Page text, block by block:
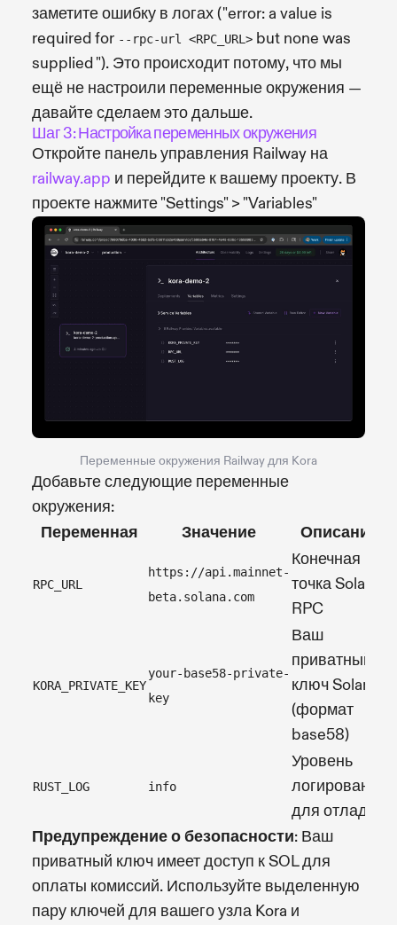
заметите ошибку в логах ("error: a value is
required for --rpc-url <RPC_URL> but none was
supplied "). Это происходит потому, что мы
ещё не настроили переменные окружения —
давайте сделаем это дальше.
Шаг 3: Настройка переменных окружения
Откройте панель управления Railway на
railway.app и перейдите к вашему проекту. В
проекте нажмите "Settings" > "Variables"
Переменные окружения Railway для Kora
Добавьте следующие переменные
окружения:
Переменная
Значение Описание
RPC_URL
https://api.mainnet-
beta.solana.com
Конечная
точка Solana
RPC
KORA_PRIVATE_KEY
your-base58-private-
key
Ваш
приватный
ключ Solana
(формат
base58)
RUST_LOG info
Уровень
логирования
для отладки
Предупреждение о безопасности: Ваш
приватный ключ имеет доступ к SOL для
оплаты комиссий. Используйте выделенную
пару ключей для вашего узла Kora и